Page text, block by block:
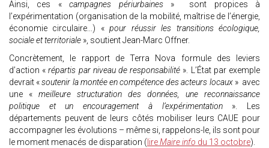
Ainsi, ces «campagnes périurbaines» sont propices à
l’expérimentation (organisation de la mobilité, maîtrise de l’énergie,
économie circulaire...) «pour réussir les transitions écologique,
sociale et territoriale », soutient Jean-Marc Offner.
Concrètement, le rapport de Terra Nova formule des leviers
d’action «répartis par niveau de responsabilité ». L’État par exemple
devrait «soutenir la montée en compétence des acteurs locaux » avec
une « meilleure structuration des données, une reconnaissance
politique et un encouragement à l’expérimentation ». Les
départements peuvent de leurs côtés mobiliser leurs CAUE pour
accompagner les évolutions – même si, rappelons-le, ils sont pour
le moment menacés de disparation ( lireMaire info du 13 octobre).